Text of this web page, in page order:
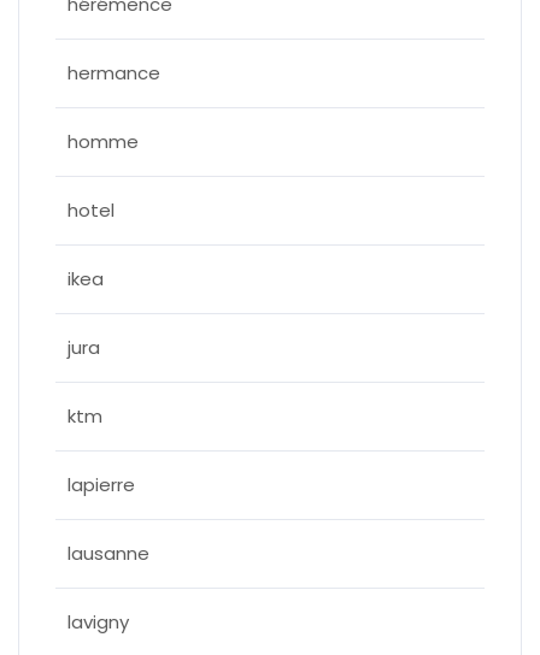
hermance
homme
hotel
ikea
jura
ktm
lapierre
lausanne
lavigny